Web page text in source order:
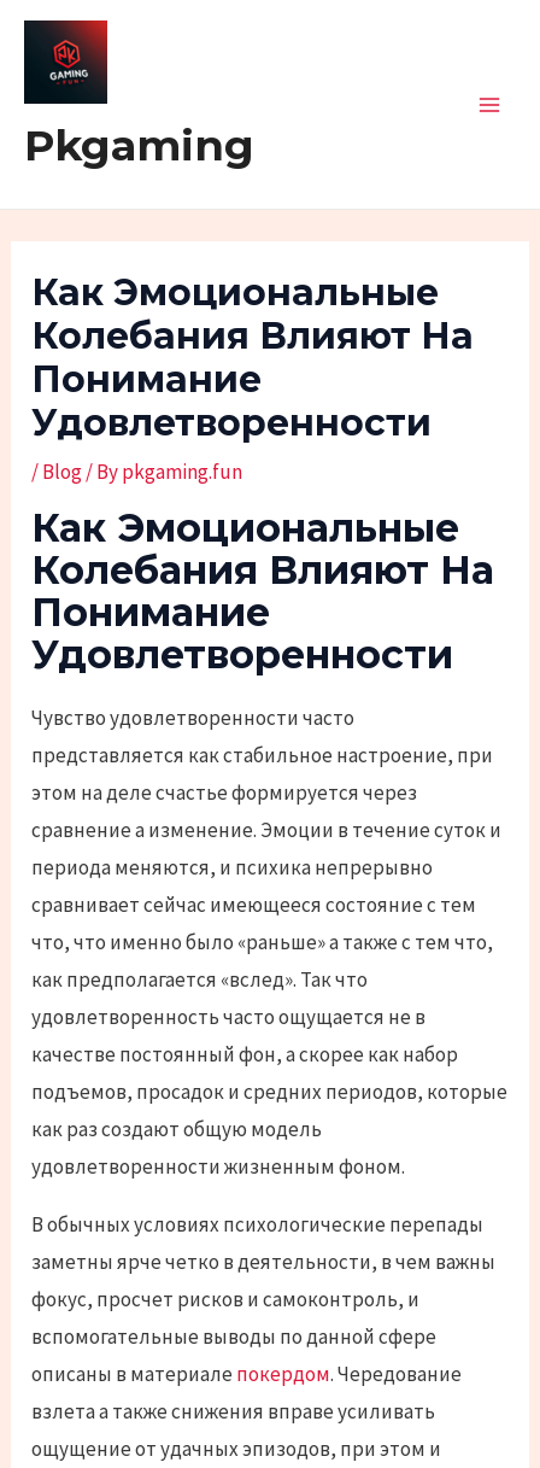
Skip
content
Pkgaming
Как Эмоциональные
Колебания Влияют На
Понимание
Удовлетворенности
/Blog/ Bypkgaming.fun
Как Эмоциональные
Колебания Влияют На
Понимание
Удовлетворенности
Чувство удовлетворенности часто
представляется как стабильное настроение, при
этом на деле счастье формируется через
сравнение а изменение. Эмоции в течение суток и
периода меняются, и психика непрерывно
сравнивает сейчас имеющееся состояние с тем
что, что именно было «раньше» а также с тем что,
как предполагается «вслед». Так что
удовлетворенность часто ощущается не в
качестве постоянный фон, а скорее как набор
подъемов, просадок и средних периодов, которые
как раз создают общую модель
удовлетворенности жизненным фоном.
В обычных условиях психологические перепады
заметны ярче четко в деятельности, в чем важны
фокус, просчет рисков и самоконтроль, и
вспомогательные выводы по данной сфере
описаны в материале покердом. Чередование
взлета а также снижения вправе усиливать
ощущение от удачных эпизодов, при этом и
Post
navigation